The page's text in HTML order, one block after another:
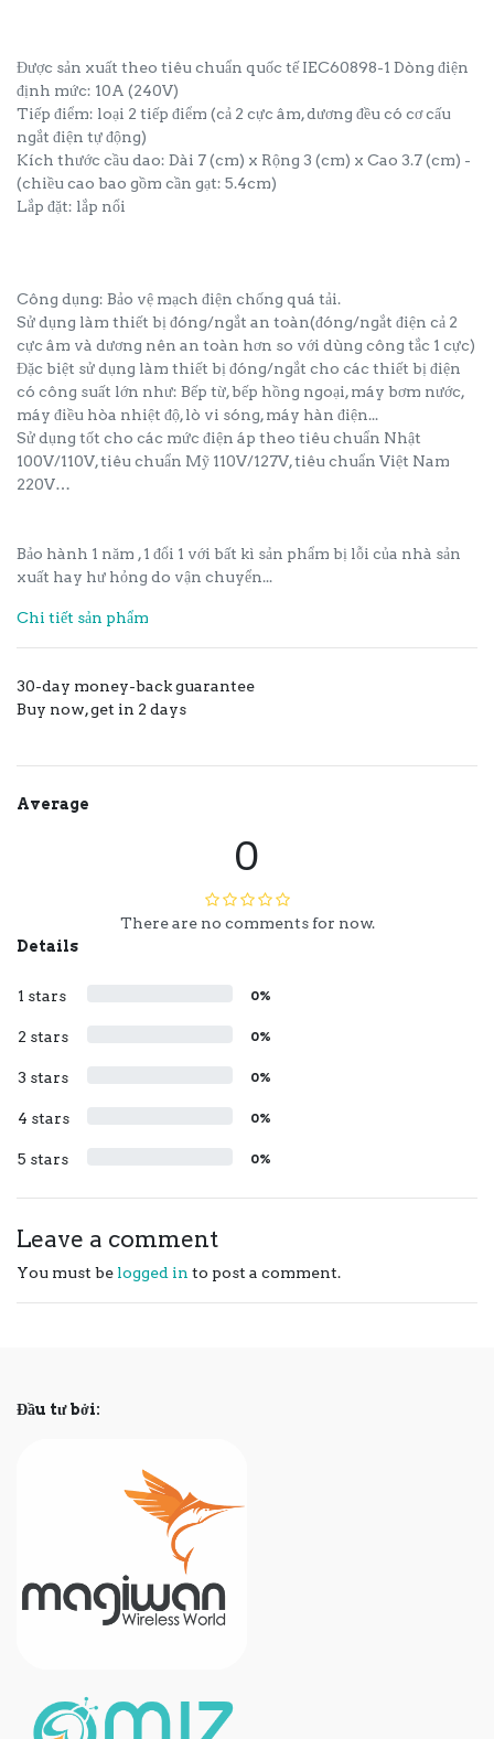
Được sản xuất theo tiêu chuẩn quốc tế IEC60898-1 Dòng điện
định mức: 10A (240V)
Tiếp điểm: loại 2 tiếp điểm (cả 2 cực âm, dương đều có cơ cấu
ngắt điện tự động)
Kích thước cầu dao: Dài 7 (cm) x Rộng 3 (cm) x Cao 3.7 (cm) -
(chiều cao bao gồm cần gạt: 5.4cm)
Lắp đặt: lắp nổi
Công dụng: Bảo vệ mạch điện chống quá tải.
Sử dụng làm thiết bị đóng/ngắt an toàn(đóng/ngắt điện cả 2
cực âm và dương nên an toàn hơn so với dùng công tắc 1 cực)
Đặc biệt sử dụng làm thiết bị đóng/ngắt cho các thiết bị điện
có công suất lớn như: Bếp từ, bếp hồng ngoại, máy bơm nước,
máy điều hòa nhiệt độ, lò vi sóng, máy hàn điện...
Sử dụng tốt cho các mức điện áp theo tiêu chuẩn Nhật
100V/110V, tiêu chuẩn Mỹ 110V/127V, tiêu chuẩn Việt Nam
220V…
Bảo hành 1 năm , 1 đổi 1 với bất kì sản phẩm bị lỗi của nhà sản
xuất hay hư hỏng do vận chuyển...
Chi tiết sản phẩm
30-day money-back guarantee
Buy now, get in 2 days
Average
0
There are no comments for now.
Details
1 stars 0%
2 stars 0%
3 stars 0%
4 stars 0%
5 stars 0%
Leave a comment
You must be logged in to post a comment.
Đầu tư bởi: